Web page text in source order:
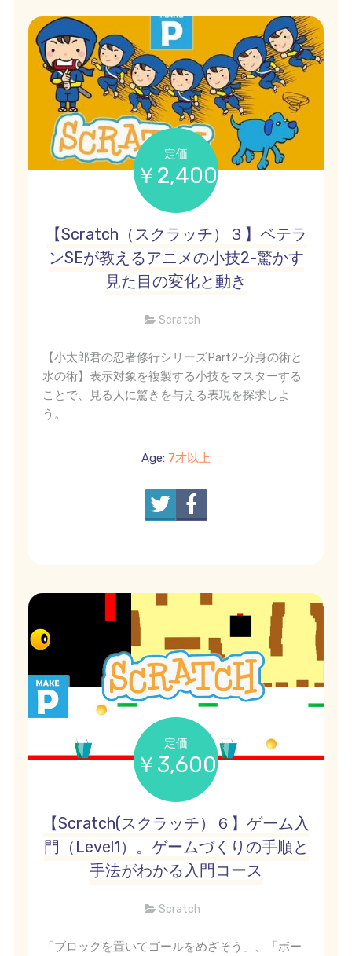
定価
￥2,400
【Scratch（スクラッチ）３】ベテラ
ンSEが教えるアニメの小技2-驚かす
見た目の変化と動き
Scratch
【小太郎君の忍者修行シリーズPart2-分身の術と
水の術】表示対象を複製する小技をマスターする
ことで、見る人に驚きを与える表現を探求しよ
う。
Age: 7才以上
定価
￥3,600
【Scratch(スクラッチ）６】ゲーム入
門（Level1）。ゲームづくりの手順と
手法がわかる入門コース
Scratch
「ブロックを置いてゴールをめざそう」、「ボー